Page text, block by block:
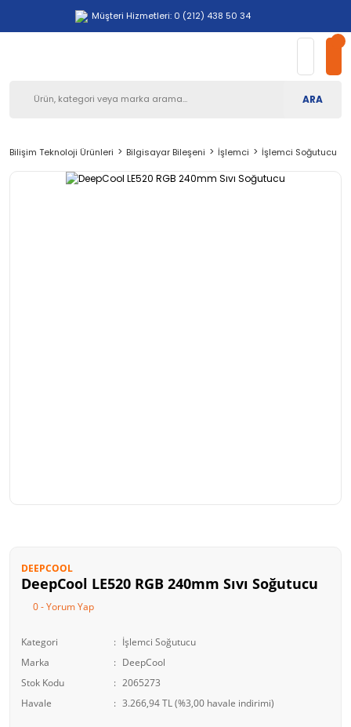
Müşteri Hizmetleri: 0 (212) 438 50 34
ARA
Bilişim Teknoloji Ürünleri Bilgisayar Bileşeni İşlemci İşlemci Soğutucu
DEEPCOOL
DeepCool LE520 RGB 240mm Sıvı Soğutucu
0 - Yorum Yap
Kategori
İşlemci Soğutucu
Marka
DeepCool
Stok Kodu
2065273
Havale
3.266,94 TL (%3,00 havale indirimi)